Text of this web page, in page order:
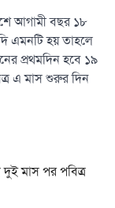
আগামী বছর ১৮
এমনটি হয় তাহলে
প্রথমদিন হবে ১৯
এ মাস শুরুর দিন
দুই মাস পর পবিত্র